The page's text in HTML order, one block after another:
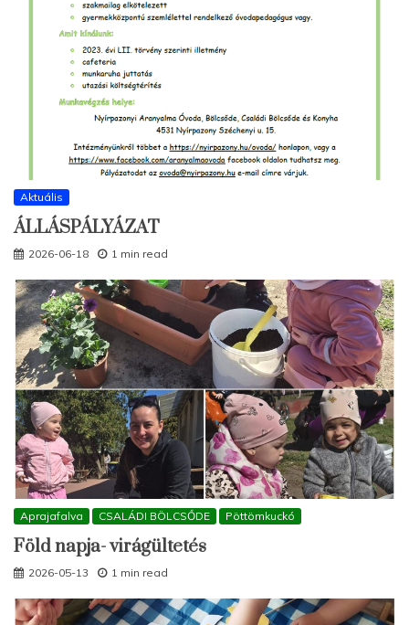
Aktuális
ÁLLÁSPÁLYÁZAT
2026-06-18 1 min read
Aprajafalva CSALÁDI BÖLCSŐDE Pöttömkuckó
Föld napja- virágültetés
2026-05-13 1 min read